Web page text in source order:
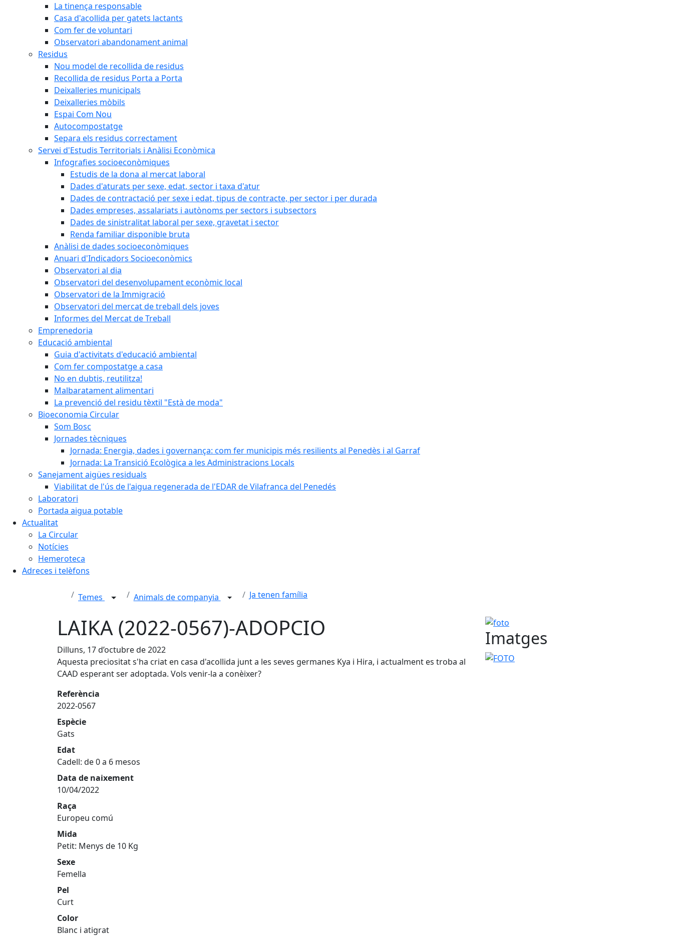
La tinença responsable
Casa d'acollida per gatets lactants
Com fer de voluntari
Observatori abandonament animal
Residus
Nou model de recollida de residus
Recollida de residus Porta a Porta
Deixalleries municipals
Deixalleries mòbils
Espai Com Nou
Autocompostatge
Separa els residus correctament
Servei d'Estudis Territorials i Anàlisi Econòmica
Infografies socioeconòmiques
Estudis de la dona al mercat laboral
Dades d'aturats per sexe, edat, sector i taxa d'atur
Dades de contractació per sexe i edat, tipus de contracte, per sector i per durada
Dades empreses, assalariats i autònoms per sectors i subsectors
Dades de sinistralitat laboral per sexe, gravetat i sector
Renda familiar disponible bruta
Anàlisi de dades socioeconòmiques
Anuari d'Indicadors Socioeconòmics
Observatori al dia
Observatori del desenvolupament econòmic local
Observatori de la Immigració
Observatori del mercat de treball dels joves
Informes del Mercat de Treball
Emprenedoria
Educació ambiental
Guia d'activitats d'educació ambiental
Com fer compostatge a casa
No en dubtis, reutilitza!
Malbaratament alimentari
La prevenció del residu tèxtil "Està de moda"
Bioeconomia Circular
Som Bosc
Jornades tècniques
Jornada: Energia, dades i governança: com fer municipis més resilients al Penedès i al Garraf
Jornada: La Transició Ecològica a les Administracions Locals
Sanejament aigües residuals
Viabilitat de l'ús de l'aigua regenerada de l'EDAR de Vilafranca del Penedés
Laboratori
Portada aigua potable
Actualitat
La Circular
Notícies
Hemeroteca
Adreces i telèfons
Temes Animals de companyia Ja tenen família
LAIKA (2022-0567)-ADOPCIO
Dilluns, 17 d’octubre de 2022
Aquesta preciositat s'ha criat en casa d'acollida junt a les seves germanes Kya i Hira, i actualment es troba al
CAAD esperant ser adoptada. Vols venir-la a conèixer?
Referència
2022-0567
Espècie
Gats
Edat
Cadell: de 0 a 6 mesos
Data de naixement
10/04/2022
Raça
Europeu comú
Mida
Petit: Menys de 10 Kg
Sexe
Femella
Pel
Curt
Color
Blanc i atigrat
foto
Imatges
FOTO